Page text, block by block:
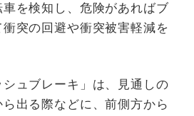
を検知し、危険があればブ
突の回避や衝突被害軽減を
シュブレーキ」は、見通しの
出る際などに、前側方から